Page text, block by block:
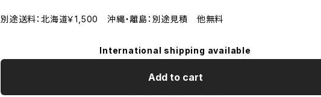
別途送料：北海道￥1,500 沖縄・離島：別途見積 他無料
International shipping available
Add to cart